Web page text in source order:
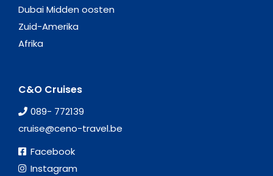
Dubai Midden oosten
Zuid-Amerika
Afrika
C&O Cruises
089- 772139
cruise@ceno-travel.be
Facebook
Instagram